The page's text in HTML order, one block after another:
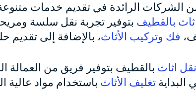
الشركات الرائدة في تقديم خدمات
بالقطيف بتوفير تجربة نقل سلسة
فك وتركيب الأثاث، بالإضافة إلى تقديم
نقل اثاث بالقطيف بتوفير فريق من العمالة
البداية تغليف الأثاث باستخدام مواد عالية